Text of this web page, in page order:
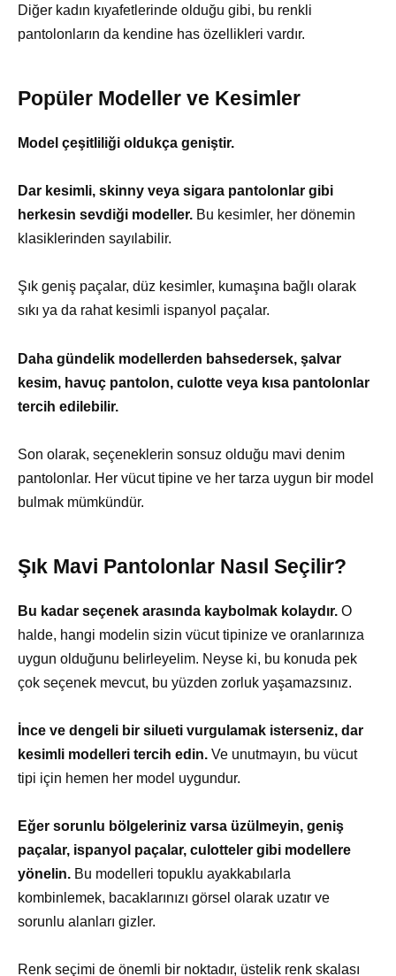
Diğer kadın kıyafetlerinde olduğu gibi, bu renkli
pantolonların da kendine has özellikleri vardır.
Popüler Modeller ve Kesimler
Model çeşitliliği oldukça geniştir.
Dar kesimli, skinny veya sigara pantolonlar gibi
herkesin sevdiği modeller. Bu kesimler, her dönemin
klasiklerinden sayılabilir.
Şık geniş paçalar, düz kesimler, kumaşına bağlı olarak
sıkı ya da rahat kesimli ispanyol paçalar.
Daha gündelik modellerden bahsedersek, şalvar
kesim, havuç pantolon, culotte veya kısa pantolonlar
tercih edilebilir.
Son olarak, seçeneklerin sonsuz olduğu mavi denim
pantolonlar. Her vücut tipine ve her tarza uygun bir model
bulmak mümkündür.
Şık Mavi Pantolonlar Nasıl Seçilir?
Bu kadar seçenek arasında kaybolmak kolaydır. O
halde, hangi modelin sizin vücut tipinize ve oranlarınıza
uygun olduğunu belirleyelim. Neyse ki, bu konuda pek
çok seçenek mevcut, bu yüzden zorluk yaşamazsınız.
İnce ve dengeli bir silueti vurgulamak isterseniz, dar
kesimli modelleri tercih edin. Ve unutmayın, bu vücut
tipi için hemen her model uygundur.
Eğer sorunlu bölgeleriniz varsa üzülmeyin, geniş
paçalar, ispanyol paçalar, culotteler gibi modellere
yönelin. Bu modelleri topuklu ayakkabılarla
kombinlemek, bacaklarınızı görsel olarak uzatır ve
sorunlu alanları gizler.
Renk seçimi de önemli bir noktadır, üstelik renk skalası